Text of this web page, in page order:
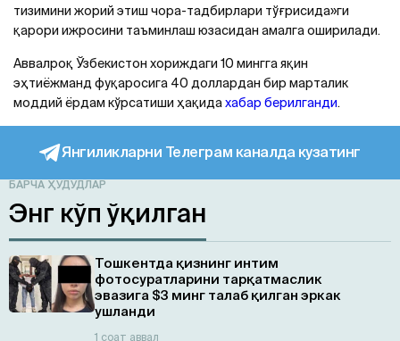
тизимини жорий этиш чора-тадбирлари тўғрисида»ги
қарори ижросини таъминлаш юзасидан амалга оширилади.
Аввалроқ Ўзбекистон хориждаги 10 мингга яқин
эҳтиёжманд фуқаросига 40 доллардан бир марталик
моддий ёрдам кўрсатиши ҳақидахабар берилганди.
Янгиликларни Телеграм каналда кузатинг
БАРЧА ҲУДУДЛАР
Энг кўп ўқилган
Тошкентда қизнинг интим
фотосуратларини тарқатмаслик
эвазига $3 минг талаб қилган эркак
ушланди
1 соат аввал